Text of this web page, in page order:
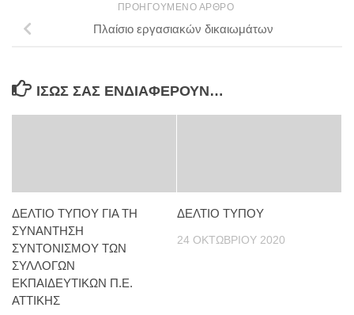
ΠΡΟΗΓΟΎΜΕΝΟ ΆΡΘΡΟ
Πλαίσιο εργασιακών δικαιωμάτων
ΊΣΩΣ ΣΑΣ ΕΝΔΙΑΦΈΡΟΥΝ…
ΔΕΛΤΙΟ ΤΥΠΟΥ ΓΙΑ ΤΗ
ΣΥΝΑΝΤΗΣΗ
ΣΥΝΤΟΝΙΣΜΟΥ ΤΩΝ
ΣΥΛΛΟΓΩΝ
ΕΚΠΑΙΔΕΥΤΙΚΩΝ Π.Ε.
ΑΤΤΙΚΗΣ
ΔΕΛΤΙΟ ΤΥΠΟΥ
24 ΟΚΤΩΒΡΊΟΥ 2020